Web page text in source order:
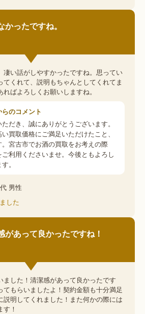
かったですね。
凄い話がしやすかったですね。思ってい
てくれて、説明もちゃんとしてくれてま
ばよろしくお願いしますね。
のコメント
だき、誠にありがとうございます。
買取価格にご満足いただけたこと、
宮古市でお酒の買取をお考えの際
利用くださいませ。今後ともよろし
。
男性
した
があって良かったですね！
ました！清潔感があって良かったです
てもらいましたよ！契約金額も十分満足
説明してくれました！また何かの際には
！